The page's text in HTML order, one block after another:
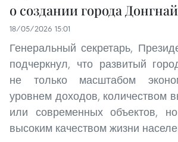
о создании города Донгнай
18/05/2026 15:01
Генеральный секретарь,
подчеркнул, что развитый
не только масштабом
уровнем доходов, количеством
или современных объектов,
высоким качеством жизни